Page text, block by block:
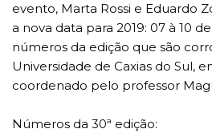
evento, Marta Rossi e Eduardo
a nova data para 2019: 07 à 10
números da edição que são
Universidade de Caxias do Sul,
coordenado pelo professor
Números da 30ª edição: